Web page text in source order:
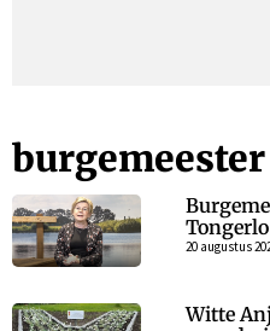
burgemeester
20 augustus
Witte